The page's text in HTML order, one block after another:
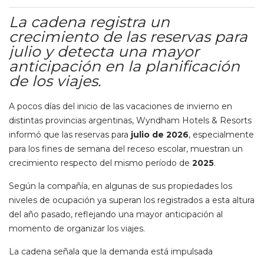
La cadena registra un
crecimiento de las reservas para
julio y detecta una mayor
anticipación en la planificación
de los viajes.
A pocos días del inicio de las vacaciones de invierno en
distintas provincias argentinas, Wyndham Hotels & Resorts
informó que las reservas para julio de 2026, especialmente
para los fines de semana del receso escolar, muestran un
crecimiento respecto del mismo período de 2025.
Según la compañía, en algunas de sus propiedades los
niveles de ocupación ya superan los registrados a esta altura
del año pasado, reflejando una mayor anticipación al
momento de organizar los viajes.
La cadena señala que la demanda está impulsada